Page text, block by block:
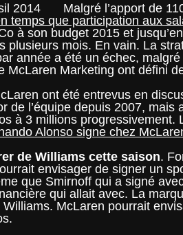
Malgré l’apport de
temps que participation aux
à son budget 2015 et
plusieurs mois. En vain. La
année a été un échec,
McLaren Marketing ont défini
ont été entrevus en
de l’équipe depuis 2007,
à 3 millions progressivement.
Alonso signe chez
de Williams cette saison.
envisager de signer un
que Smirnoff qui a signé
qui allait avec. La
Williams. McLaren pourrait